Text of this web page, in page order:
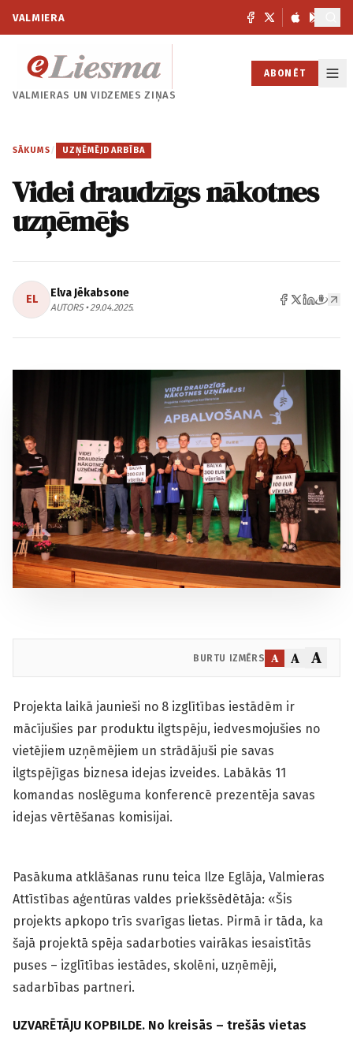
VALMIERA
VALMIERAS UNVIDZEMES ZIŅAS
ABONĒT
SĀKUMS / UZŅĒMĒJDARBĪBA
Videi draudzīgs nākotnes
uzņēmējs
EL Elva Jēkabsone
AUTORS • 29.04.2025.
BURTU IZMĒRS A A A
Projekta laikā jaunieši no 8 izglītības iestādēm ir
mācījušies par produktu ilgtspēju, iedvesmojušies no
vietējiem uzņēmējiem un strādājuši pie savas
ilgtspējīgas biznesa idejas izveides. Labākās 11
komandas noslēguma konferencē prezentēja savas
idejas vērtēšanas komisijai.
Pasākuma atklāšanas runu teica Ilze Eglāja, Valmieras
Attīstības aģentūras valdes priekšsēdētāja: «Šis
projekts apkopo trīs svarīgas lietas. Pirmā ir tāda, ka
šajā projektā spēja sadarboties vairākas iesaistītās
puses – izglītības iestādes, skolēni, uzņēmēji,
sadarbības partneri.
UZVARĒTĀJU KOPBILDE. No kreisās – trešās vietas